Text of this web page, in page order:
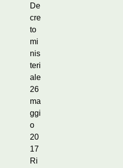
De
cre
to
mi
nis
teri
ale
26
ma
ggi
o
20
17
Ri